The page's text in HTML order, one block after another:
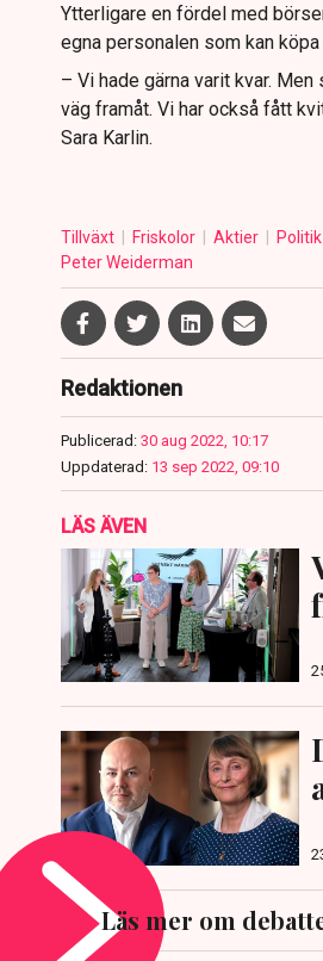
Ytterligare en fördel med
egna personalen som kan
– Vi hade gärna varit kvar.
väg framåt. Vi har också fått
Sara Karlin.
Tillväxt Friskolor Aktier Politik
Peter Weiderman
Redaktionen
Publicerad: 30 aug 2022, 10:17
Uppdaterad: 13 sep 2022, 09:10
LÄS ÄVEN
Läs mer om